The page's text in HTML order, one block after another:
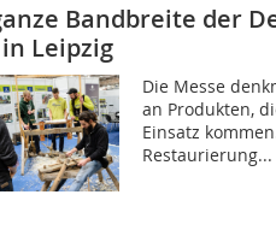
Bandbreite der
Leipzig
Die Messe
an Produkten,
Einsatz
Restaurierung...